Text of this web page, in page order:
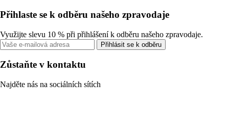
Přihlaste se k odběru našeho zpravodaje
Využijte slevu 10 % při přihlášení k odběru našeho zpravodaje.
Přihlásit se k odběru
Zůstaňte v kontaktu
Najděte nás na sociálních sítích